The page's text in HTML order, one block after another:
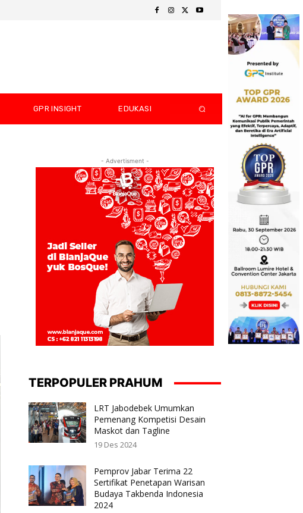
GPR INSIGHT EDUKASI
- Advertisment -
TERPOPULER PRAHUM
LRT Jabodebek Umumkan
Pemenang Kompetisi Desain
Maskot dan Tagline
19 Des 2024
Pemprov Jabar Terima 22
Sertifikat Penetapan Warisan
Budaya Takbenda Indonesia
2024